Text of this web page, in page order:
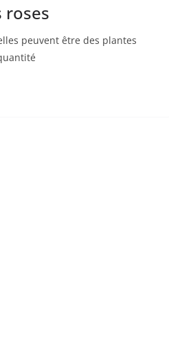
roses
peuvent être des plantes